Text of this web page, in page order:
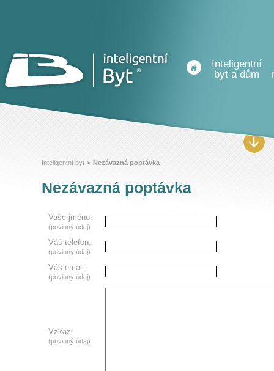
Inteligentní
byt a dům
Inteligentní byt > Nezávazná poptávka
Nezávazná poptávka
Vaše jméno:
(povinný údaj)
Váš telefon:
(povinný údaj)
Váš email:
(povinný údaj)
Vzkaz:
(povinný údaj)